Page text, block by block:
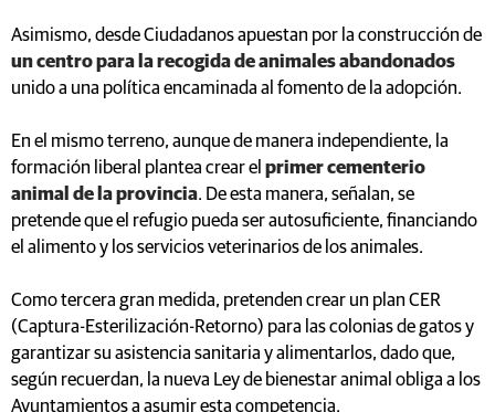
Asimismo, desde Ciudadanos apuestan por la construcción de
un centro para la recogida de animales abandonados
unido a una política encaminada al fomento de la adopción.
En el mismo terreno, aunque de manera independiente, la
formación liberal plantea crear el primer cementerio
animal de la provincia. De esta manera, señalan, se
pretende que el refugio pueda ser autosuficiente, financiando
el alimento y los servicios veterinarios de los animales.
Como tercera gran medida, pretenden crear un plan CER
(Captura-Esterilización-Retorno) para las colonias de gatos y
garantizar su asistencia sanitaria y alimentarlos, dado que,
según recuerdan, la nueva Ley de bienestar animal obliga a los
Ayuntamientos a asumir esta competencia.